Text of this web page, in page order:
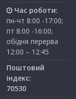
Час роботи:
пн-чт 8:00 -17:00;
пт 8:00 -16:00;
обідня перерва
12:00 – 12:45
Поштовий
індекс:
70530